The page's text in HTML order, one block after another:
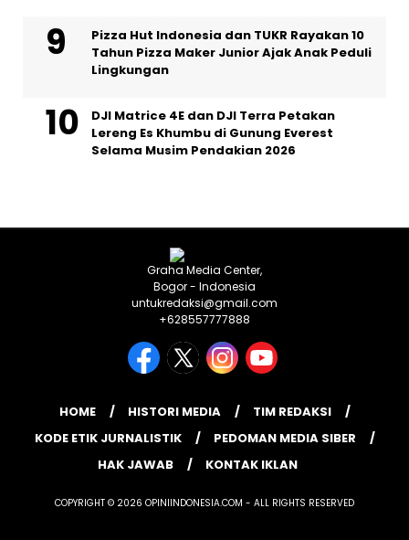
Pizza Hut Indonesia dan TUKR Rayakan 10
Tahun Pizza Maker Junior Ajak Anak Peduli
Lingkungan
DJI Matrice 4E dan DJI Terra Petakan
Lereng Es Khumbu di Gunung Everest
Selama Musim Pendakian 2026
Graha Media Center,
Bogor - Indonesia
untukredaksi@gmail.com
+628557777888
HOME HISTORI MEDIA
TIM REDAKSI
KODE ETIK JURNALISTIK
PEDOMAN MEDIA SIBER
HAK JAWAB
KONTAK IKLAN
COPYRIGHT © 2026 OPINIINDONESIA.COM - ALL RIGHTS RESERVED